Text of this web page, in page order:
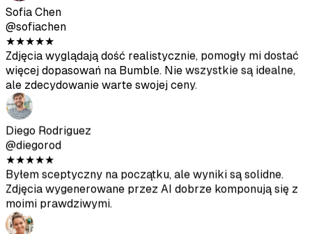
Ava Thompson
@avathompson
★★★★ ★
Wreszcie pozbyłam się niezręcznych selfie. Dostaję
znacznie więcej uwagi na Hinge odkąd zaktualizowałam
profil tymi zdjęciami.
Arjun Kumar
@arjunkumar
★★★★★
Wyniki są dobre, nie tak dobre jak profesjonalne zdjęcia,
ale pomagają urozmaicić profil. Świetny stosunek jakości
do ceny.